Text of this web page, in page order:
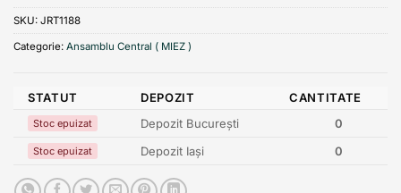
SKU: JRT1188
Categorie: Ansamblu Central ( MIEZ )
STATUT DEPOZIT CANTITATE
Stoc epuizat Depozit București 0
Stoc epuizat Depozit Iași 0